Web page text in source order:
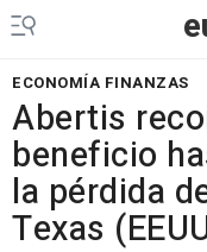
ECONOMÍA FINANZAS
Abertis
beneficio
la pérdida
Texas